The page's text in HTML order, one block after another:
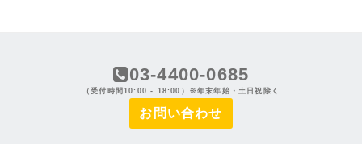
03-4400-0685
（受付時間10:00 - 18:00）※年末年始・土日祝除く
お問い合わせ